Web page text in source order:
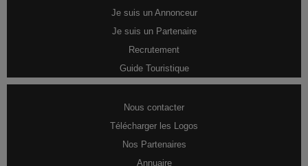
Je suis un Annonceur
Je suis un Partenaire
Recrutement
Guide Touristique
Nous contacter
Télécharger les Logos
Nos Partenaires
Annuaire